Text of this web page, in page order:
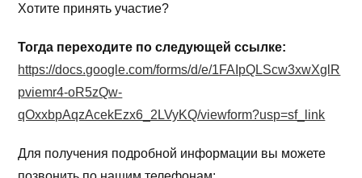
Хотите принять участие?
Тогда переходите по следующей ссылке:
https://docs.google.com/forms/d/e/1FAIpQLScw3xwXglR
pviemr4-oR5zQw-
qOxxbpAqzAcekEzx6_2LVyKQ/viewform?usp=sf_link
Для получения подробной информации вы можете